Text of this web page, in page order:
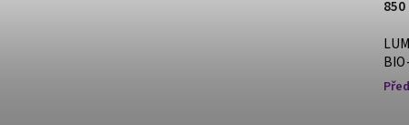
850